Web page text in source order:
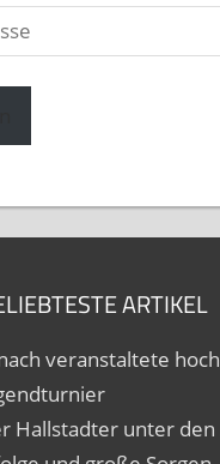
ARTIKEL
veranstaltete
Hallstadter unter den